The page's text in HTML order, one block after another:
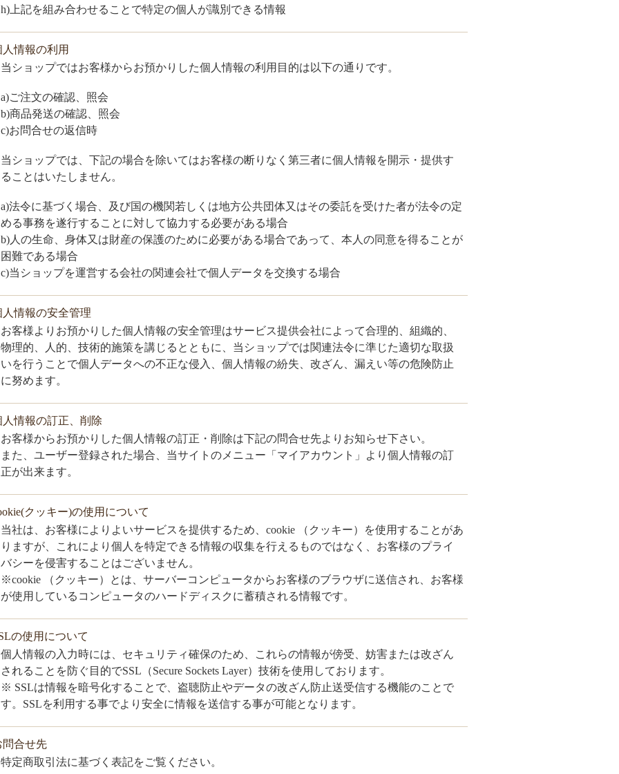
h)上記を組み合わせることで特定の個人が識別できる情報
人情報の利用
当ショップではお客様からお預かりした個人情報の利用目的は以下の通りです。
a)ご注文の確認、照会
b)商品発送の確認、照会
c)お問合せの返信時
当ショップでは、下記の場合を除いてはお客様の断りなく第三者に個人情報を開示・提供す
ることはいたしません。
a)法令に基づく場合、及び国の機関若しくは地方公共団体又はその委託を受けた者が法令の定
める事務を遂行することに対して協力する必要がある場合
b)人の生命、身体又は財産の保護のために必要がある場合であって、本人の同意を得ることが
困難である場合
c)当ショップを運営する会社の関連会社で個人データを交換する場合
人情報の安全管理
お客様よりお預かりした個人情報の安全管理はサービス提供会社によって合理的、組織的、
物理的、人的、技術的施策を講じるとともに、当ショップでは関連法令に準じた適切な取扱
いを行うことで個人データへの不正な侵入、個人情報の紛失、改ざん、漏えい等の危険防止
に努めます。
人情報の訂正、削除
お客様からお預かりした個人情報の訂正・削除は下記の問合せ先よりお知らせ下さい。
また、ユーザー登録された場合、当サイトのメニュー「マイアカウント」より個人情報の訂
正が出来ます。
クッキー)の使用について
当社は、お客様によりよいサービスを提供するため、cookie （クッキー）を使用することがあ
りますが、これにより個人を特定できる情報の収集を行えるものではなく、お客様のプライ
バシーを侵害することはございません。
※cookie （クッキー）とは、サーバーコンピュータからお客様のブラウザに送信され、お客様
が使用しているコンピュータのハードディスクに蓄積される情報です。
の使用について
個人情報の入力時には、セキュリティ確保のため、これらの情報が傍受、妨害または改ざん
されることを防ぐ目的でSSL（Secure Sockets Layer）技術を使用しております。
※ SSLは情報を暗号化することで、盗聴防止やデータの改ざん防止送受信する機能のことで
す。SSLを利用する事でより安全に情報を送信する事が可能となります。
問合せ先
特定商取引法に基づく表記をご覧ください。